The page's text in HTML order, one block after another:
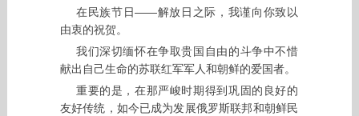
在民族节日——解放日之际，我谨向你致以
由衷的祝贺。
我们深切缅怀在争取贵国自由的斗争中不惜
献出自己生命的苏联红军军人和朝鲜的爱国者。
重要的是，在那严峻时期得到巩固的良好的
友好传统，如今已成为发展俄罗斯联邦和朝鲜民